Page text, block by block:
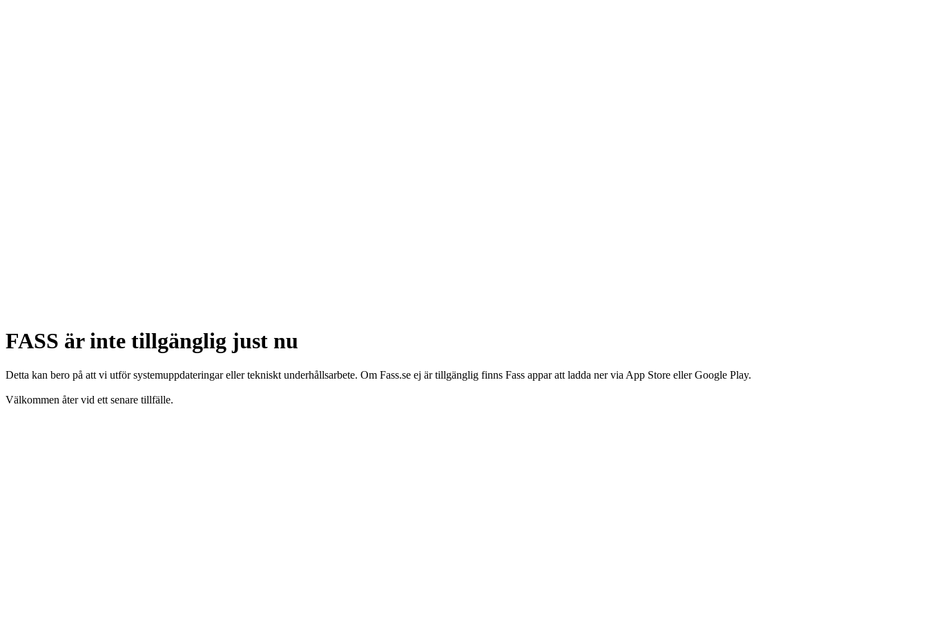
FASS är inte tillgänglig just nu
Detta kan bero på att vi utför systemuppdateringar eller tekniskt underhållsarbete. Om Fass.se ej är tillgänglig finns Fass appar att ladda ner via App Store eller Google Play.
Välkommen åter vid ett senare tillfälle.